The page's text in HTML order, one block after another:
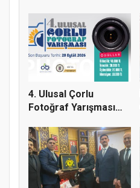
4. Ulusal Çorlu
Fotoğraf Yarışması